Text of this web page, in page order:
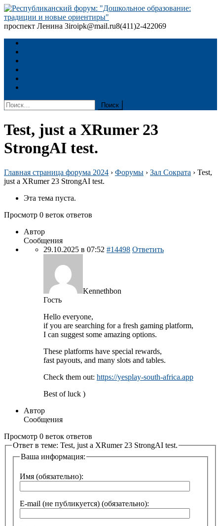
Skip
to
content
и новые ориентиры"
проспект Ленина 3iroipk@mail.ru8(411)2-422069
Найти:
Test, just a XRumer 23
StrongAI test.
Главная страница форума 2024 › Форумы › Зал Сократа › Test,
just a XRumer 23 StrongAI test.
Эта тема пуста.
Просмотр 0 веток ответов
Автор
Сообщения
29.10.2025 в 07:52 #14498 Ответить
Kennethbon
Гость
Hello everyone,
if you are searching for a fresh gaming platform,
I can suggest some amazing options.
These platforms have special rewards,
fast payouts, and many slots and tables.
Check them out: https://yesplay-south-africa.app
Best of luck )
Автор
Сообщения
Просмотр 0 веток ответов
Ответ в теме: Test, just a XRumer 23 StrongAI test.
Ваша информация:
Имя (обязательно):
E-mail (не публикуется) (обязательно):